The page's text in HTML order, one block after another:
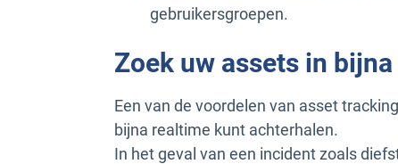
gebruikersgroepen.
Zoek uw assets in
Een van de voordelen van asset
bijna realtime kunt achterhalen.
In het geval van een incident zoals